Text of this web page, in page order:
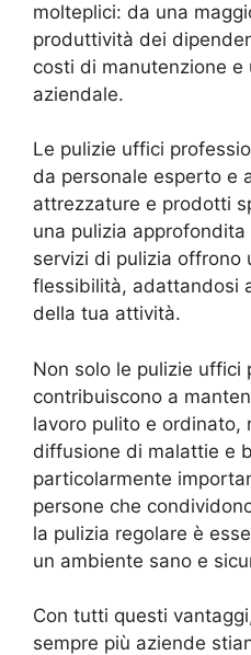
molteplici: da una
produttività dei
costi di manutenzione e
aziendale.
Le pulizie uffici
da personale esperto e
attrezzature e prodotti
una pulizia
servizi di pulizia offrono
flessibilità, adattandosi
della tua attività.
Non solo le pulizie uffici
contribuiscono a
lavoro pulito e ordinato,
diffusione di malattie e
particolarmente
persone che
la pulizia regolare è
un ambiente sano e
Con tutti questi
sempre più aziende